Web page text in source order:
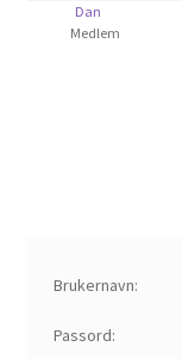
Videoer
Dan
Medlem
Brukernavn:
Passord: